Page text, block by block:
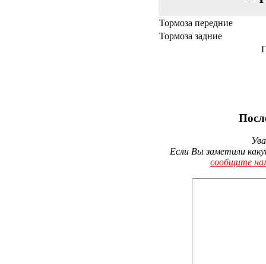
Тормоза передние
Тормоза задние
Если Вы заметили
сообщите